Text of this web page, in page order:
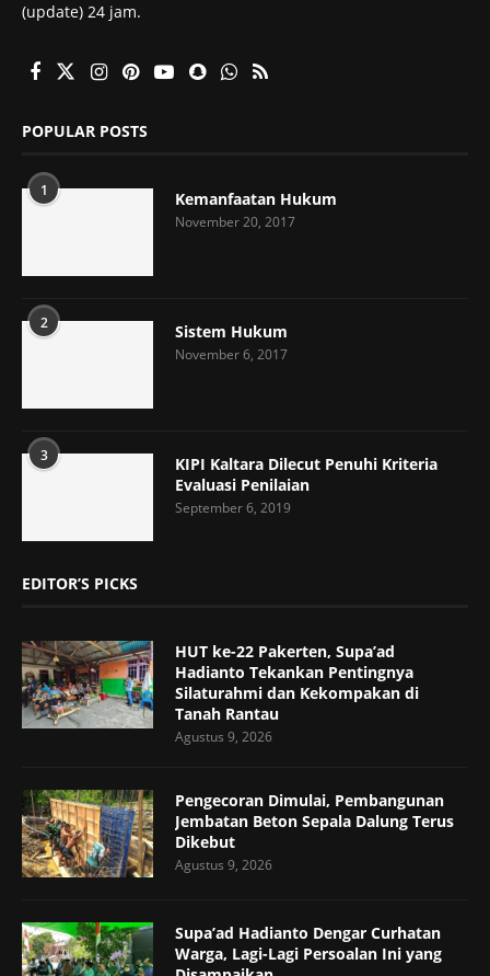
(update) 24 jam.
POPULAR POSTS
1 Kemanfaatan Hukum
November 20, 2017
2 Sistem Hukum
November 6, 2017
3
KIPI Kaltara Dilecut Penuhi Kriteria
Evaluasi Penilaian
September 6, 2019
EDITOR’S PICKS
HUT ke-22 Pakerten, Supa’ad
Hadianto Tekankan Pentingnya
Silaturahmi dan Kekompakan di
Tanah Rantau
Agustus 9, 2026
Pengecoran Dimulai, Pembangunan
Jembatan Beton Sepala Dalung Terus
Dikebut
Agustus 9, 2026
Supa’ad Hadianto Dengar Curhatan
Warga, Lagi-Lagi Persoalan Ini yang